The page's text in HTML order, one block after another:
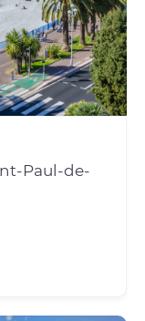
Paul-de-